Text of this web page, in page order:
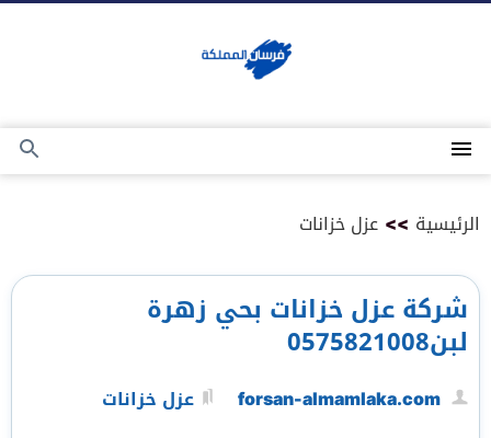
القائمة
بحث
الرئيسية >> عزل خزانات
شركة عزل خزانات بحي زهرة
لبن0575821008
forsan-almamlaka.com
عزل خزانات